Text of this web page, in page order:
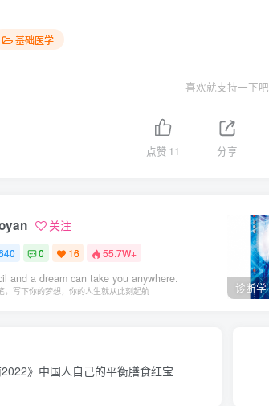
基础医学
喜欢就支持一下吧
点赞 11 分享
关注
0 16 55.7W+
and a dream can take you anywhere.
，写下你的梦想，你的人生就从此刻起航
2022》中国人自己的平衡膳食红宝